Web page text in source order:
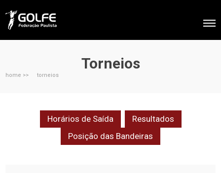
Torneios
home >> torneios
Horários de Saída
Resultados
Posição das Bandeiras